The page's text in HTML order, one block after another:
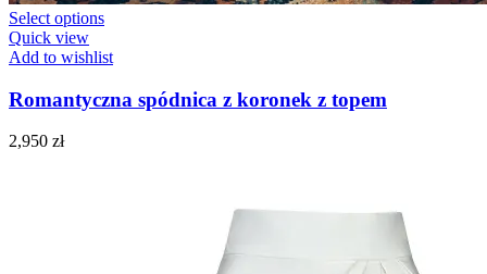
Select options
Quick view
Add to wishlist
Romantyczna spódnica z koronek z topem
2,950 zł